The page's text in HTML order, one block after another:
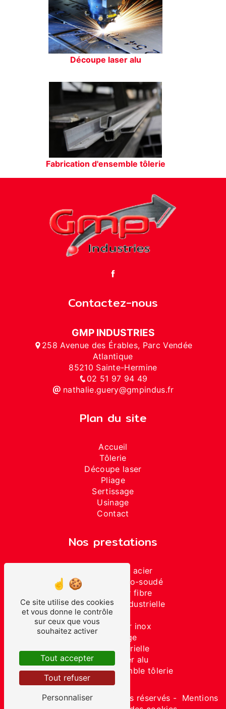
Découpe laser alu
Fabrication d'ensemble tôlerie
Contactez-nous
GMP INDUSTRIES
258 Avenue des Érables, Parc Vendée
Atlantique
85210 Sainte-Hermine
02 51 97 94 49
nathalie.guery@gmpindus.fr
Plan du site
Accueil
Tôlerie
Découpe laser
Pliage
Sertissage
Usinage
Contact
Nos prestations
Découpe laser acier
Ensemble mécano-soudé
Découpe laser fibre
Sous-traitance industrielle
Soudure
Découpe laser inox
Assemblage
Tôlerie industrielle
Découpe laser alu
Fabrication d'ensemble tôlerie
Vistalid- 2026 - Tous droits réservés - Mentions
Ce site utilise des cookies
et vous donne le contrôle
sur ceux que vous
souhaitez activer
Tout accepter
Tout refuser
Personnaliser